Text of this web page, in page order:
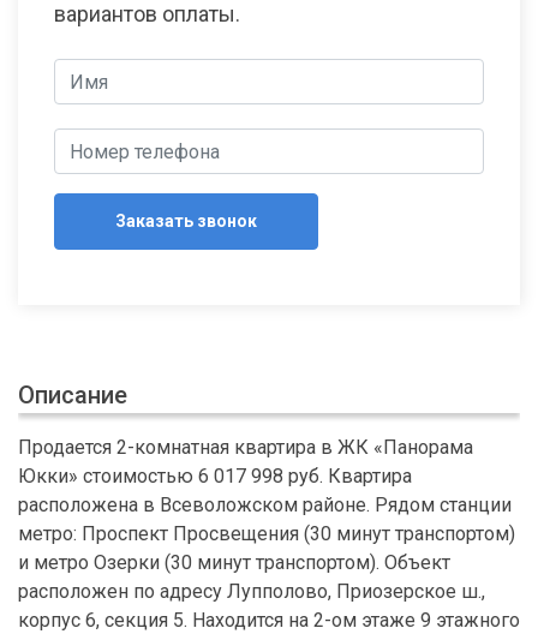
вариантов оплаты.
Заказать звонок
Описание
Продается 2-комнатная квартира в ЖК «Панорама
Юкки» стоимостью 6 017 998 руб. Квартира
расположена в Всеволожском районе. Рядом станции
метро: Проспект Просвещения (30 минут транспортом)
и метро Озерки (30 минут транспортом). Объект
расположен по адресу Лупполово, Приозерское ш.,
корпус 6, секция 5. Находится на 2-ом этаже 9 этажного